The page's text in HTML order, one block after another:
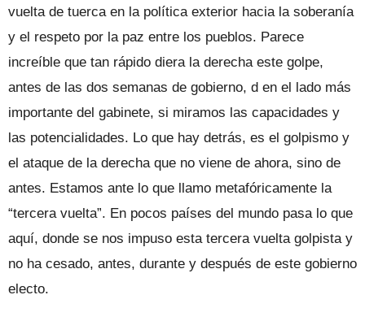
vuelta de tuerca en la política exterior hacia la soberanía
y el respeto por la paz entre los pueblos. Parece
increíble que tan rápido diera la derecha este golpe,
antes de las dos semanas de gobierno, d en el lado más
importante del gabinete, si miramos las capacidades y
las potencialidades. Lo que hay detrás, es el golpismo y
el ataque de la derecha que no viene de ahora, sino de
antes. Estamos ante lo que llamo metafóricamente la
“tercera vuelta”. En pocos países del mundo pasa lo que
aquí, donde se nos impuso esta tercera vuelta golpista y
no ha cesado, antes, durante y después de este gobierno
electo.